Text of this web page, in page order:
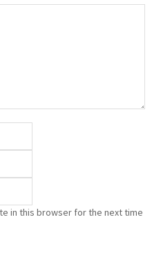
in this browser for the next time